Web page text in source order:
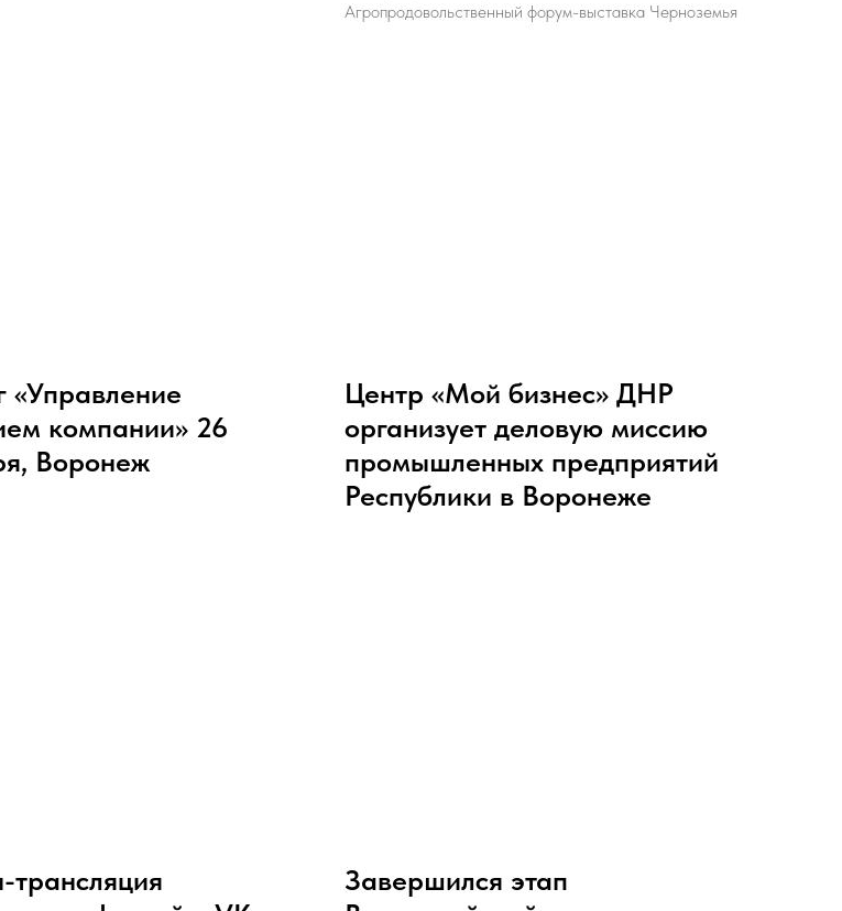
Агропродовольственный форум-выставка Черноземья
«Управление
компании» 26
Воронеж
Центр «Мой бизнес» ДНР
организует деловую миссию
промышленных предприятий
Республики в Воронеже
Завершился этап